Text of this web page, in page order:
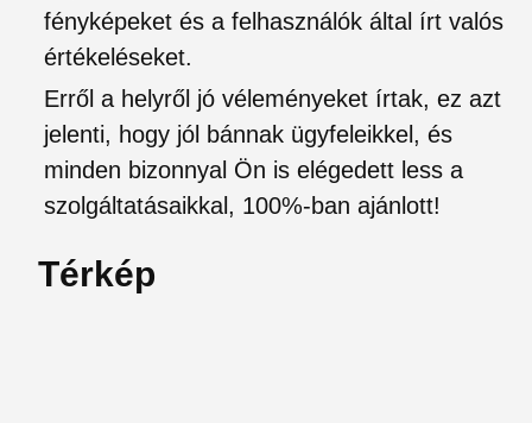
fényképeket és a felhasználók által írt valós
értékeléseket.
Erről a helyről jó véleményeket írtak, ez azt
jelenti, hogy jól bánnak ügyfeleikkel, és
minden bizonnyal Ön is elégedett less a
szolgáltatásaikkal, 100%-ban ajánlott!
Térkép